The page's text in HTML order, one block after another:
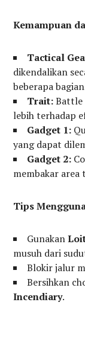
Kemampuan
Tactical
dikendalikan
beberapa
Trait:Battle
lebih terhadap
Gadget 1:
yang dapat
Gadget 2:
membakar
Tips
Gunakan
musuh dari
Blokir jalur
Bersihkan
Incendiary.